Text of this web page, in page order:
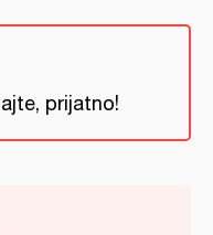
prijatno!